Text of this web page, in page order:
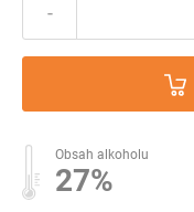
-
Obsah alkoholu
27%